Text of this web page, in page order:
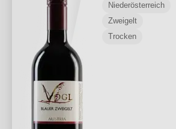
Niederösterreich
Zweigelt
Trocken